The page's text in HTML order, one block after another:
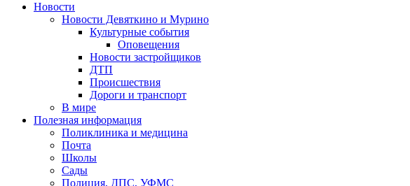
Новости
Новости Девяткино и Мурино
Культурные события
Оповещения
Новости застройщиков
ДТП
Происшествия
Дороги и транспорт
В мире
Полезная информация
Поликлиника и медицина
Почта
Школы
Сады
Полиция, ДПС, УФМС